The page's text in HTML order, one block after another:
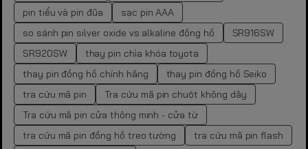
pin tiểu và pin đũa
sạc pin AAA
so sánh pin silver oxide vs alkaline đồng hồ
SR916SW
SR920SW
thay pin chìa khóa toyota
thay pin đồng hồ chính hãng
thay pin đồng hồ Seiko
tra cứu mã pin
Tra cứu mã pin chuột không dây
Tra cứu mã pin cửa thông minh - cửa từ
tra cứu mã pin đồng hồ treo tường
tra cứu mã pin flash